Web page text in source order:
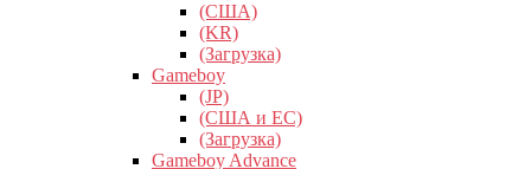
(США)
(KR)
(Загрузка)
Gameboy
(JP)
(США и ЕС)
(Загрузка)
Gameboy Advance